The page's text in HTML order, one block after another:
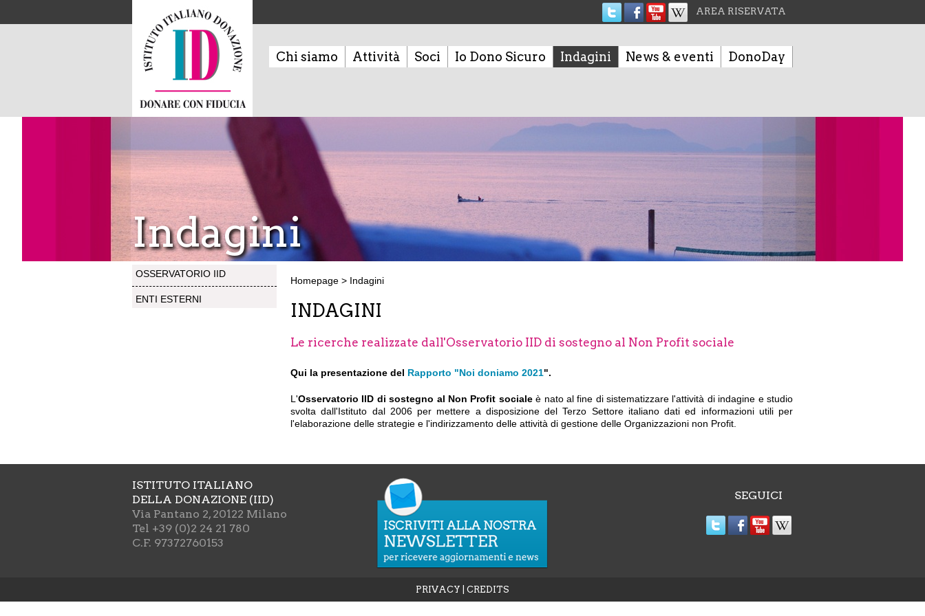
AREA RISERVATA
Chi siamo Attività Soci Io Dono Sicuro Indagini News & eventi DonoDay
Indagini
OSSERVATORIO IID
ENTI ESTERNI
Homepage > Indagini
INDAGINI
Le ricerche realizzate dall'Osservatorio IID di sostegno al Non Profit sociale
Qui la presentazione del Rapporto "Noi doniamo 2021".
L'Osservatorio IID di sostegno al Non Profit socialeè nato al fine di sistematizzare l'attività di indagine e studio
svolta dall'Istituto dal 2006 per mettere a disposizione del Terzo Settore italiano dati ed informazioni utili per
l'elaborazione delle strategie e l'indirizzamento delle attività di gestione delle Organizzazioni non Profit.
ISTITUTO ITALIANO
DELLA DONAZIONE (IID)
Via Pantano 2, 20122 Milano
Tel +39 (0)2 24 21 780
C.F. 97372760153
SEGUICI
PRIVACY CREDITS